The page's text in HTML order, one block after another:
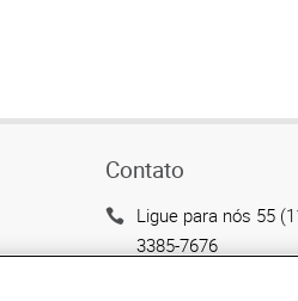
Contato
Ligue para nós 55
3385-7676